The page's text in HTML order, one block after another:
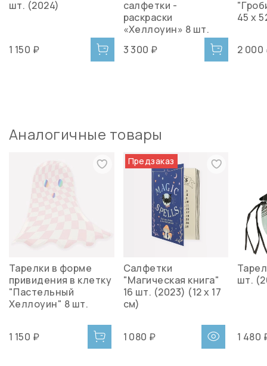
шт. (2024)
1 150 ₽
салфетки -
раскраски
«Хеллоуин» 8 шт.
3 300 ₽
45 х
2 000
Аналогичные товары
Тарелки в форме
привидения в клетку
"Пастельный
Хеллоуин" 8 шт.
1 150 ₽
Предзаказ
Салфетки
"Магическая книга"
16 шт. (2023) (12 х 17
см)
1 080 ₽
шт.
1 480